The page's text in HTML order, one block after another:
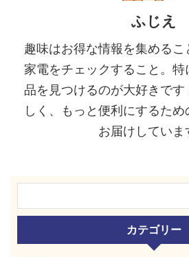
ふじえ
趣味はお得な情報を集める
家電をチェックすること。
品を見つけるのが大好きで
しく、もっと便利にするた
お届けしていま
カテゴリー